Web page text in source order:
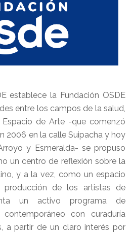
establece la Fundación OSDE
entre los campos de la salud,
de Arte -que comenzó
2006 en la calle Suipacha y hoy
y Esmeralda- se propuso
un centro de reflexión sobre la
y a la vez, como un espacio
producción de los artistas de
un activo programa de
con curaduría
a partir de un claro interés por